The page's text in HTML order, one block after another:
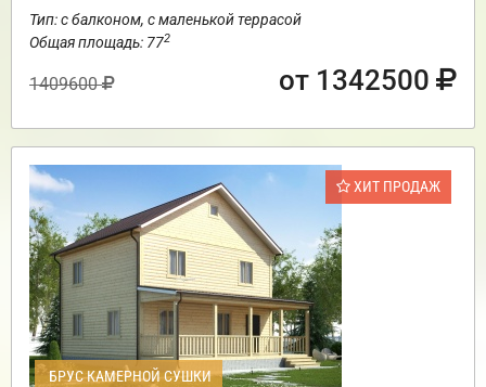
Тип: с балконом, с маленькой террасой
Общая площадь: 772
1409600 от 1342500
ХИТ ПРОДАЖ
БРУС КАМЕРНОЙ СУШКИ